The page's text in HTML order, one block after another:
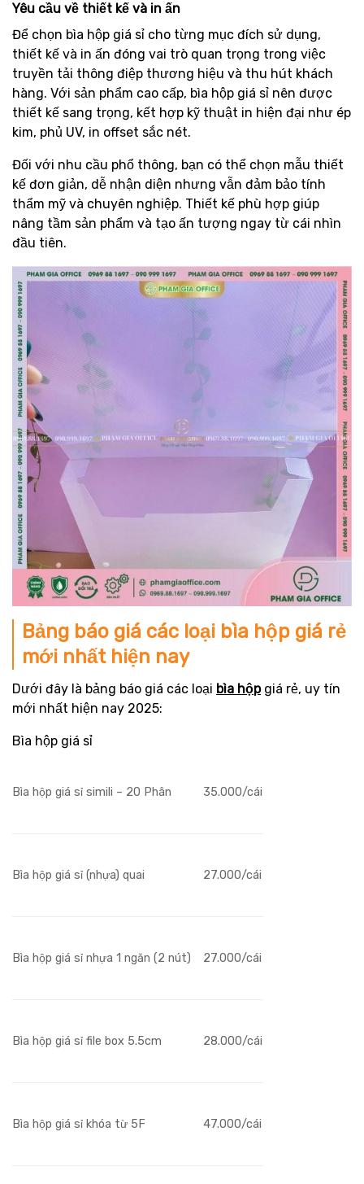
Yêu cầu về thiết kế và in ấn
Để chọn bìa hộp giá sỉ cho từng mục đích sử dụng,
thiết kế và in ấn đóng vai trò quan trọng trong việc
truyền tải thông điệp thương hiệu và thu hút khách
hàng. Với sản phẩm cao cấp, bìa hộp giá sỉ nên được
thiết kế sang trọng, kết hợp kỹ thuật in hiện đại như ép
kim, phủ UV, in offset sắc nét.
Đối với nhu cầu phổ thông, bạn có thể chọn mẫu thiết
kế đơn giản, dễ nhận diện nhưng vẫn đảm bảo tính
thẩm mỹ và chuyên nghiệp. Thiết kế phù hợp giúp
nâng tầm sản phẩm và tạo ấn tượng ngay từ cái nhìn
đầu tiên.
Bảng báo giá các loại bìa hộp giá rẻ
mới nhất hiện nay
Dưới đây là bảng báo giá các loại bìa hộpgiá rẻ, uy tín
mới nhất hiện nay 2025:
Bìa hộp giá sỉ
Bìa hộp giá sỉ simili – 20 Phân 35.000/cái
Bìa hộp giá sỉ (nhựa) quai 27.000/cái
Bìa hộp giá sỉ nhựa 1 ngăn (2 nút) 27.000/cái
Bìa hộp giá sỉ file box 5.5cm 28.000/cái
Bìa hộp giá sỉ khóa từ 5F 47.000/cái